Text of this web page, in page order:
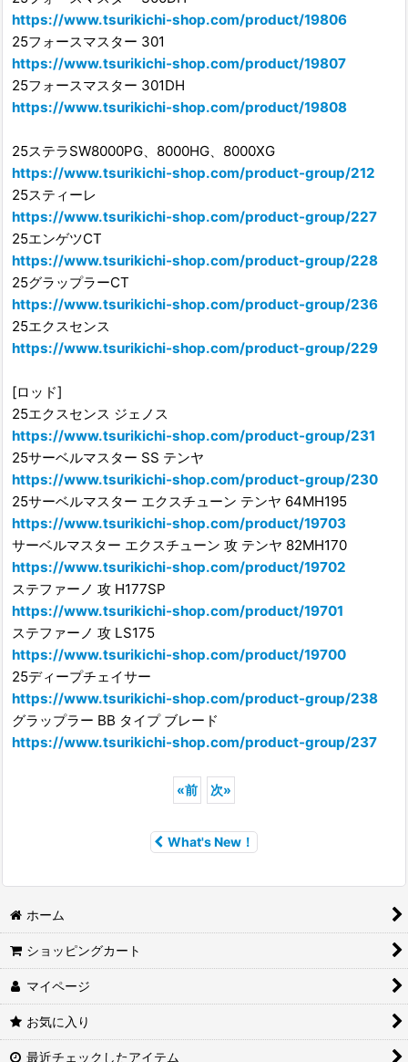
https://www.tsurikichi-shop.com/product/19806
25フォースマスター 301
https://www.tsurikichi-shop.com/product/19807
25フォースマスター 301DH
https://www.tsurikichi-shop.com/product/19808
25ステラSW8000PG、8000HG、8000XG
https://www.tsurikichi-shop.com/product-group/212
25スティーレ
https://www.tsurikichi-shop.com/product-group/227
25エンゲツCT
https://www.tsurikichi-shop.com/product-group/228
25グラップラーCT
https://www.tsurikichi-shop.com/product-group/236
25エクスセンス
https://www.tsurikichi-shop.com/product-group/229
[ロッド]
25エクスセンス ジェノス
https://www.tsurikichi-shop.com/product-group/231
25サーベルマスター SS テンヤ
https://www.tsurikichi-shop.com/product-group/230
25サーベルマスター エクスチューン テンヤ 64MH195
https://www.tsurikichi-shop.com/product/19703
サーベルマスター エクスチューン 攻 テンヤ 82MH170
https://www.tsurikichi-shop.com/product/19702
ステファーノ 攻 H177SP
https://www.tsurikichi-shop.com/product/19701
ステファーノ 攻 LS175
https://www.tsurikichi-shop.com/product/19700
25ディープチェイサー
https://www.tsurikichi-shop.com/product-group/238
グラップラー BB タイプ ブレード
https://www.tsurikichi-shop.com/product-group/237
«前 次»
What's New！
ホーム
ショッピングカート
マイページ
お気に入り
最近チェックしたアイテム